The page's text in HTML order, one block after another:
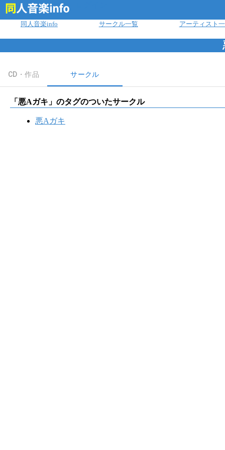
同人音楽info サークル一覧 アーティスト
CD・作品 サークル
「 悪Aガキ 」のタグのついたサークル
悪Aガキ